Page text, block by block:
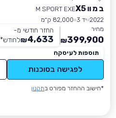
ב מ וו X5
M SPORT EXE
2022 יד 3
82,000 ק״מ
מחיר
399,900
₪
החזר חודשי מ-
4,633
₪לחודש*
תוספות לעיסקה
לפגישה בסוכנות
*חישוב ההחזר מפורט בתקנון